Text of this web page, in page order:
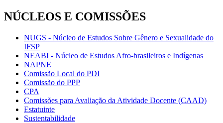
NÚCLEOS E COMISSÕES
NUGS - Núcleo de Estudos Sobre Gênero e Sexualidade do
IFSP
NEABI - Núcleo de Estudos Afro-brasileiros e Indígenas
NAPNE
Comissão Local do PDI
Comissão do PPP
CPA
Comissões para Avaliação da Atividade Docente (CAAD)
Estatuinte
Sustentabilidade